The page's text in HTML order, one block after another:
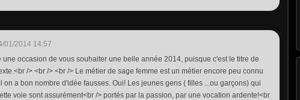
01/2014 14:57
une occasion de vous souhaiter une belle année 2014, puisque c'est le titre de
/> <br /> <br /> Le métier de sage femme est un métier encore peu connu
on a bon nombre d'idée fausses. Oui! Les jeunes gens ( filles ...ou garçons) qui
voie sont assurément<br /> portés par la passion, par une vocation ardente!<br